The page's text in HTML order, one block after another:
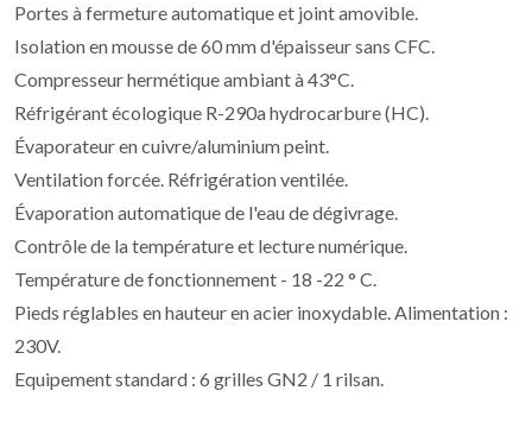
Portes à fermeture automatique et joint amovible.
Isolation en mousse de 60 mm d'épaisseur sans CFC.
Compresseur hermétique ambiant à 43°C.
Réfrigérant écologique R-290a hydrocarbure (HC).
Évaporateur en cuivre/aluminium peint.
Ventilation forcée. Réfrigération ventilée.
Évaporation automatique de l'eau de dégivrage.
Contrôle de la température et lecture numérique.
Température de fonctionnement - 18 -22 ° C.
Pieds réglables en hauteur en acier inoxydable. Alimentation :
230V.
Equipement standard : 6 grilles GN2 / 1 rilsan.